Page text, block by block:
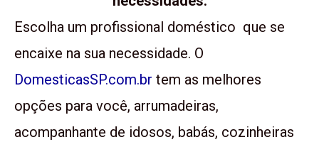
Escolha um profissional doméstico que se
encaixe na sua necessidade. O
DomesticasSP.com.br tem as melhores
opções para você, arrumadeiras,
acompanhante de idosos, babás, cozinheiras